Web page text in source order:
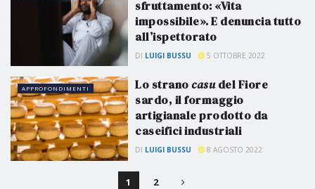
sfruttamento: «Vita
impossibile». E denuncia tutto
all’ispettorato
DI LUIGI BUSSU 5 OTTOBRE 2022
APPROFONDIMENTI Lo stranocasudel Fiore
sardo, il formaggio
artigianale prodotto da
caseifici industriali
DI LUIGI BUSSU 8 AGOSTO 2022
1 2